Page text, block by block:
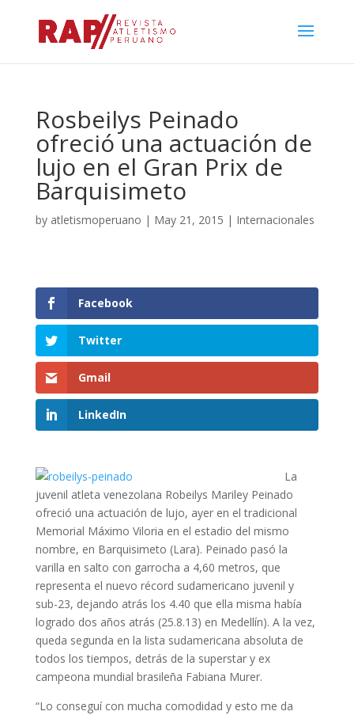
Rosbeilys Peinado
ofreció una actuación de
lujo en el Gran Prix de
Barquisimeto
by atletismoperuano | May 21, 2015 | Internacionales
Facebook
Twitter
Gmail
LinkedIn
La
juvenil atleta venezolana Robeilys Mariley Peinado
ofreció una actuación de lujo, ayer en el tradicional
Memorial Máximo Viloria en el estadio del mismo
nombre, en Barquisimeto (Lara). Peinado pasó la
varilla en salto con garrocha a 4,60 metros, que
representa el nuevo récord sudamericano juvenil y
sub-23, dejando atrás los 4.40 que ella misma había
logrado dos años atrás (25.8.13) en Medellín). A la vez,
queda segunda en la lista sudamericana absoluta de
todos los tiempos, detrás de la superstar y ex
campeona mundial brasileña Fabiana Murer.
“Lo conseguí con mucha comodidad y esto me da